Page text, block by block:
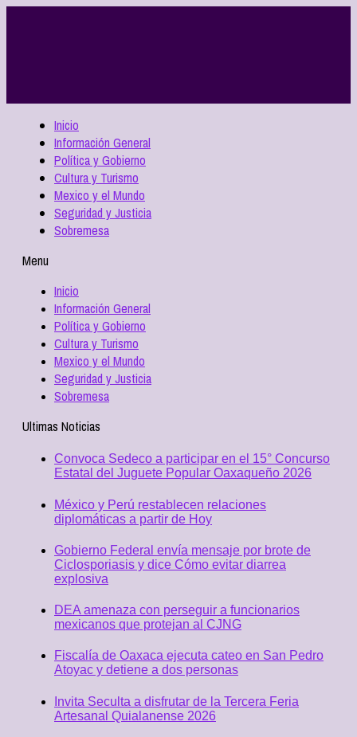
Inicio
Información General
Política y Gobierno
Cultura y Turismo
Mexico y el Mundo
Seguridad y Justicia
Sobremesa
Menu
Inicio
Información General
Política y Gobierno
Cultura y Turismo
Mexico y el Mundo
Seguridad y Justicia
Sobremesa
Ultimas Noticias
Convoca Sedeco a participar en el 15° Concurso
Estatal del Juguete Popular Oaxaqueño 2026
México y Perú restablecen relaciones
diplomáticas a partir de Hoy
Gobierno Federal envía mensaje por brote de
Ciclosporiasis y dice Cómo evitar diarrea
explosiva
DEA amenaza con perseguir a funcionarios
mexicanos que protejan al CJNG
Fiscalía de Oaxaca ejecuta cateo en San Pedro
Atoyac y detiene a dos personas
Invita Seculta a disfrutar de la Tercera Feria
Artesanal Quialanense 2026